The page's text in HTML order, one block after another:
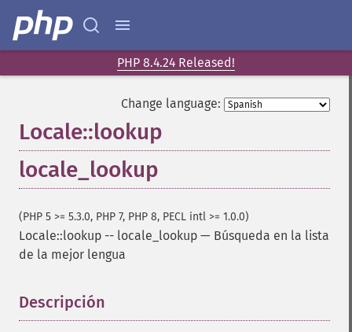
PHP 8.4.24 Released!
Change language:
Locale::lookup
locale_lookup
(PHP 5 >= 5.3.0, PHP 7, PHP 8, PECL intl >= 1.0.0)
Locale::lookup -- locale_lookup — Búsqueda en la lista
de la mejor lengua
Descripción